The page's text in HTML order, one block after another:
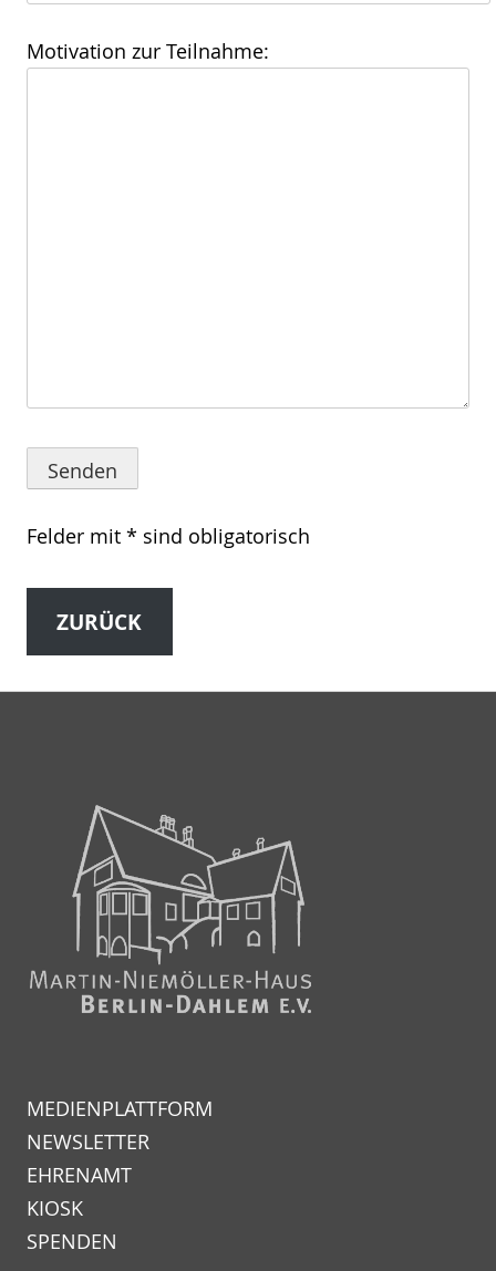
Motivation zur Teilnahme:
Felder mit * sind obligatorisch
ZURÜCK
MEDIENPLATTFORM
NEWSLETTER
EHRENAMT
KIOSK
SPENDEN